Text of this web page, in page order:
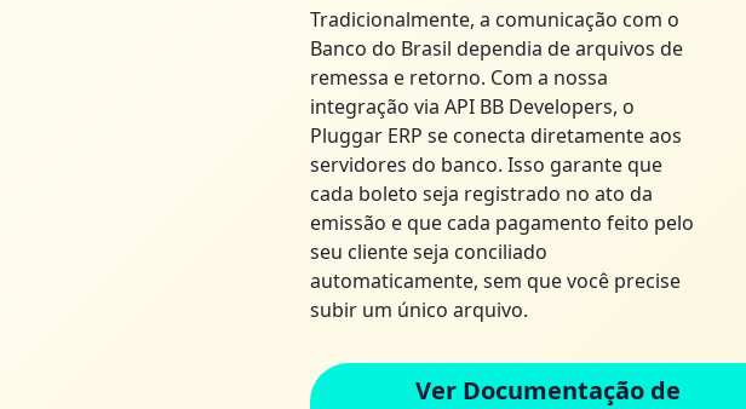
Tradicionalmente, a comunicação com o
Banco do Brasil dependia de arquivos de
remessa e retorno. Com a nossa
integração via API BB Developers, o
Pluggar ERP se conecta diretamente aos
servidores do banco. Isso garante que
cada boleto seja registrado no ato da
emissão e que cada pagamento feito pelo
seu cliente seja conciliado
automaticamente, sem que você precise
subir um único arquivo.
Ver Documentação de